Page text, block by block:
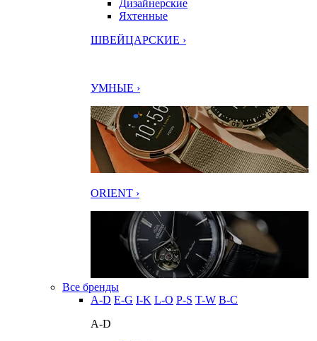
Дизайнерские
Яхтенные
ШВЕЙЦАРСКИЕ ›
УМНЫЕ ›
ORIENT ›
Все бренды
A-D E-G I-K L-O P-S T-W В-С
A-D